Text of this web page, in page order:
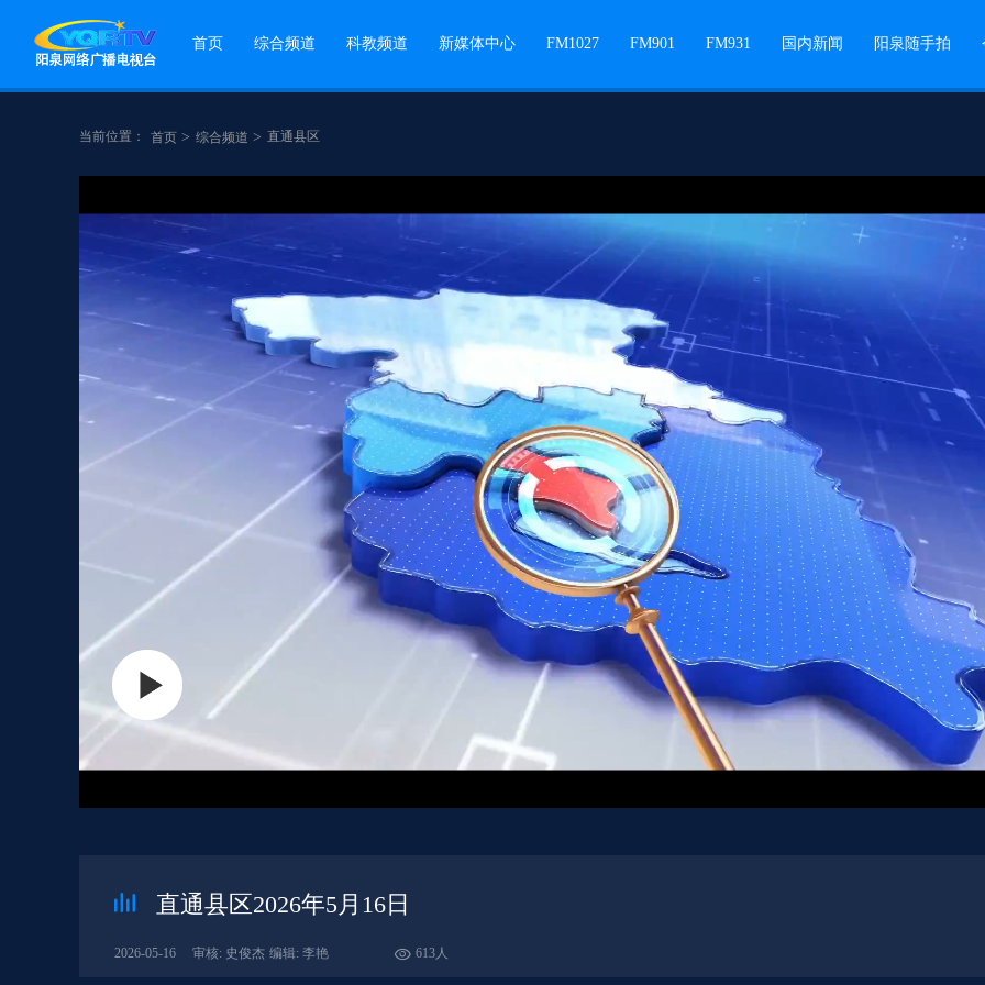
首页 综合频道 科教频道 新媒体中心 FM1027 FM901 FM931 国内新闻 阳泉随手拍
当前位置： 首页 > 综合频道 > 直通县区
直通县区2026年5月16日
2026-05-16 审核: 史俊杰 编辑: 李艳 613人